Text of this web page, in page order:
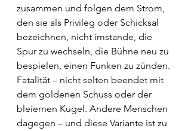
zusammen und folgen dem Strom,
den sie als Privileg oder Schicksal
bezeichnen, nicht imstande, die
Spur zu wechseln, die Bühne neu zu
bespielen, einen Funken zu zünden.
Fatalität – nicht selten beendet mit
dem goldenen Schuss oder der
bleiernen Kugel. Andere Menschen
dagegen ­– und diese Variante ist zu